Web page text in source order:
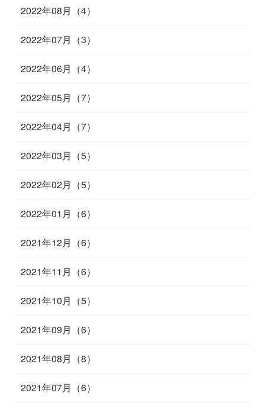
2022年08月（4）
2022年07月（3）
2022年06月（4）
2022年05月（7）
2022年04月（7）
2022年03月（5）
2022年02月（5）
2022年01月（6）
2021年12月（6）
2021年11月（6）
2021年10月（5）
2021年09月（6）
2021年08月（8）
2021年07月（6）